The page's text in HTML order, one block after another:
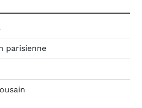
parisienne